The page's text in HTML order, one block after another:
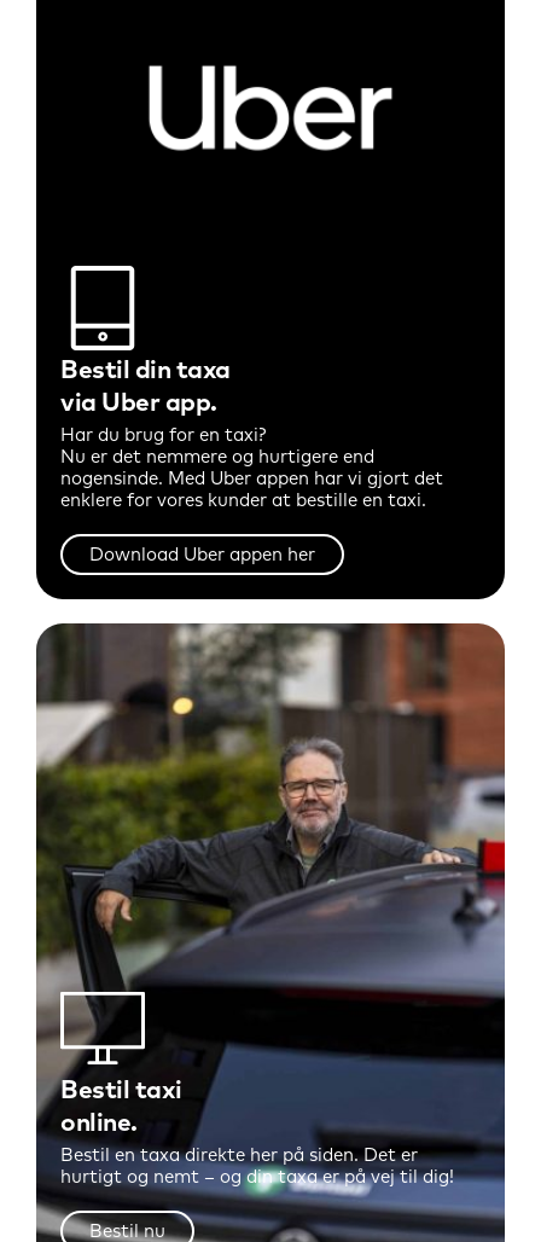
Bestil din taxa
via Uber app
Har du brug for en taxi?
Nu er det nemmere og hurtigere end
nogensinde. Med Uber appen har vi gjort det
enklere for vores kunder at bestille en taxi.
Download Uber appen her
Bestil taxi
online
Bestil en taxa direkte her på siden. Det er
hurtigt og nemt – og din taxa er på vej til dig!
Bestil nu